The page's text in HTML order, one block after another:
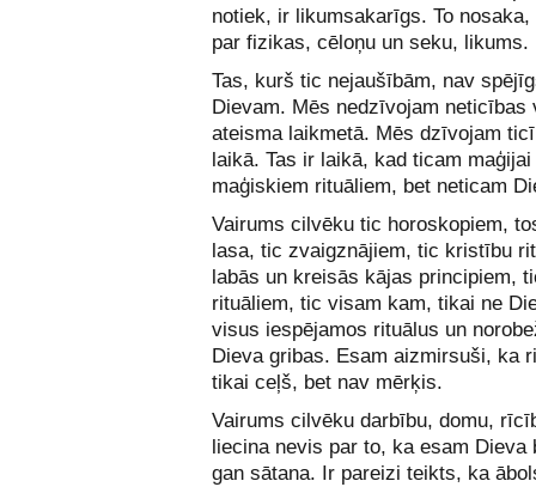
notiek, ir likumsakarīgs. To
par fizikas, cēloņu un seku, likums.
Tas, kurš tic nejaušībām, nav
Dievam. Mēs nedzīvojam neticības
ateisma laikmetā. Mēs dzīvojam
laikā. Tas ir laikā, kad ticam maģijai
maģiskiem rituāliem, bet neticam
Vairums cilvēku tic horoskopiem,
lasa, tic zvaigznājiem, tic kristību
labās un kreisās kājas principiem,
rituāliem, tic visam kam, tikai ne
visus iespējamos rituālus un
Dieva gribas. Esam aizmirsuši, ka
tikai ceļš, bet nav mērķis.
Vairums cilvēku darbību, domu,
liecina nevis par to, ka esam Dieva
gan sātana. Ir pareizi teikts, ka